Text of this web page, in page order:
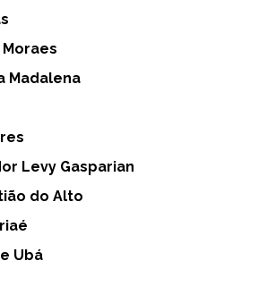
Moraes
Madalena
Levy Gasparian
do Alto
Ubá